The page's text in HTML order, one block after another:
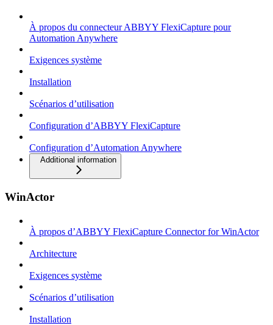
À propos du connecteur ABBYY FlexiCapture pour
Automation Anywhere
Exigences système
Installation
Scénarios d’utilisation
Configuration d’ABBYY FlexiCapture
Configuration d’Automation Anywhere
Additional information
WinActor
À propos d’ABBYY FlexiCapture Connector for WinActor
Architecture
Exigences système
Scénarios d’utilisation
Installation